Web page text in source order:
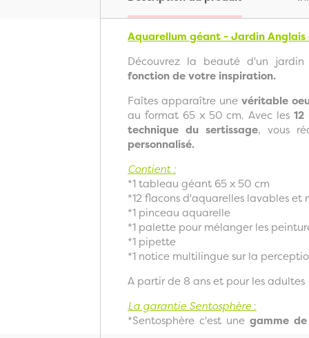
Aquarellum géant - Jardin Anglais
Découvrez la beauté d'un
fonction de votre inspiration.
Faîtes apparaître une véritable
au format 65 x 50 cm. Avec les
technique du sertissage, vous
personnalisé.
Contient :
*1 tableau géant 65 x 50 cm
*12 flacons d'aquarelles lavables et
*1 pinceau aquarelle
*1 palette pour mélanger les
*1 pipette
*1 notice multilingue sur la
A partir de 8 ans et pour les adultes
La garantie Sentosphère :
*Sentosphère c'est une gamme